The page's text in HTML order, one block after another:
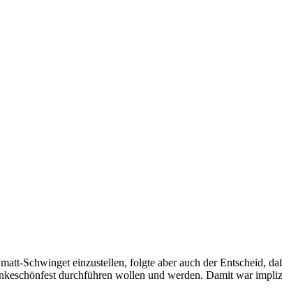
Schwinget einzustellen, folgte aber auch der Entscheid,
durchführen wollen und werden. Damit war